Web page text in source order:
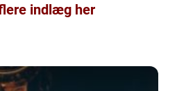
indlæg her